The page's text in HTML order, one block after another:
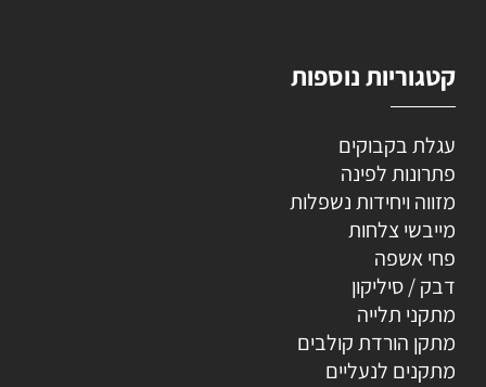
קטגוריות נוספות
עגלת בקבוקים
פתרונות לפינה
מזווה ויחידות נשפלות
מייבשי צלחות
פחי אשפה
דבק / סיליקון
מתקני תלייה
מתקן הורדת קולבים
מתקנים לנעליים